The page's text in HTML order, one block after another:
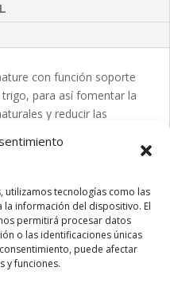
utilizamos tecnologías como las
información del dispositivo. El
permitirá procesar datos
o las identificaciones únicas
puede afectar
y funciones.
con función soporte
para así fomentar la
y reducir las
equipados con
Con luz indicadora de
Amplia superficie de
caja de diseño eco.